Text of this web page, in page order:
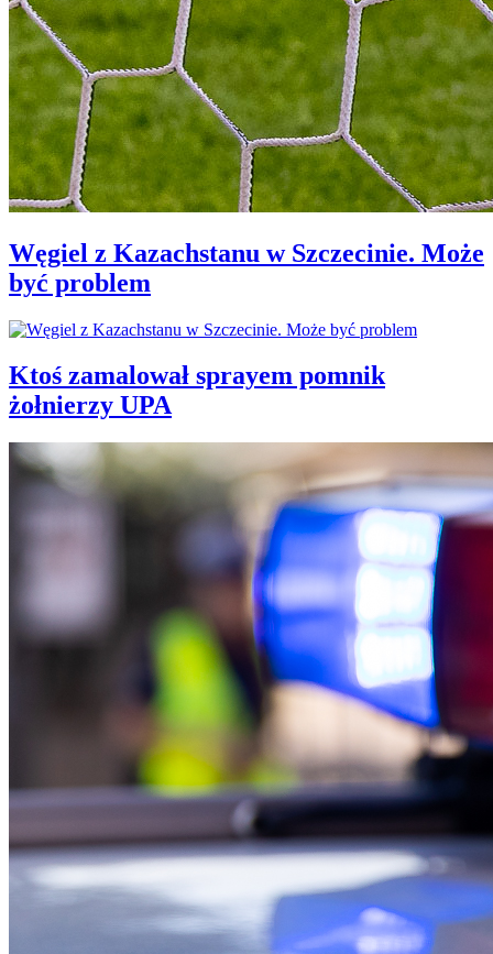
Węgiel z Kazachstanu w Szczecinie. Może
być problem
Ktoś zamalował sprayem pomnik
żołnierzy UPA